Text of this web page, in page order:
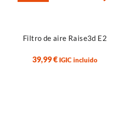
Filtro de aire Raise3d E2
39,99€ IGIC incluido